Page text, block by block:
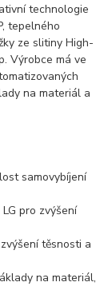
technologie
tepelného
ze slitiny High-
Výrobce má ve
na materiál a
samovybíjení
pro zvýšení
těsnosti a
na materiál,